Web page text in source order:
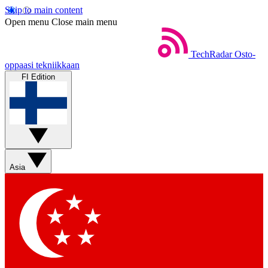
Skip to main content
Open menu Close main menu
TechRadar Osto-
oppaasi tekniikkaan
FI Edition
Asia